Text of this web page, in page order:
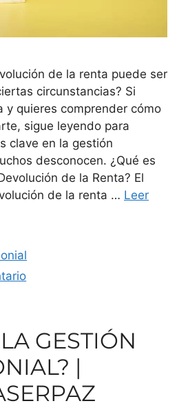
de la renta puede ser
circunstancias? Si
y quieres comprender cómo
sigue leyendo para
clave en la gestión
desconocen. ¿Qué es
de la Renta? El
de la renta … Leer
GESTIÓN
|